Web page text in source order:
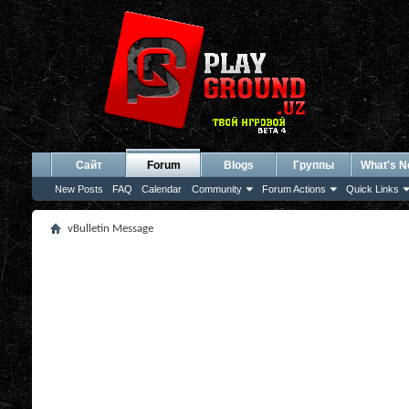
Сайт Forum
New Posts FAQ Calendar Community Forum Actions Quick Links
Blogs Группы What's
vBulletin Message